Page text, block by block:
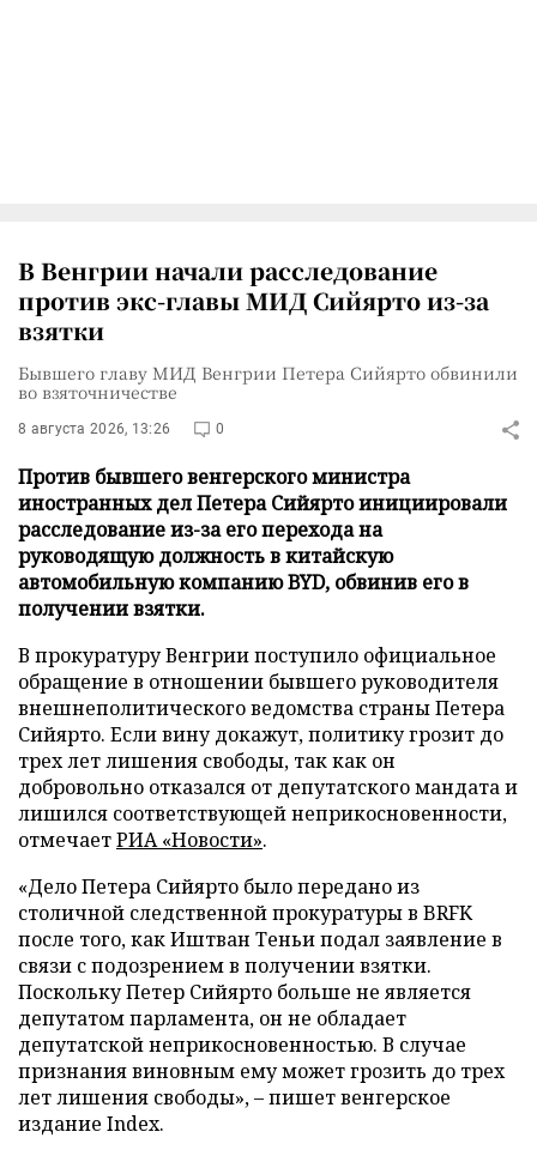
В Венгрии начали расследование
против экс-главы МИД Сийярто из-за
взятки
Бывшего главу МИД Венгрии Петера Сийярто обвинили
во взяточничестве
8 августа 2026, 13:26 0
Против бывшего венгерского министра
иностранных дел Петера Сийярто инициировали
расследование из-за его перехода на
руководящую должность в китайскую
автомобильную компанию BYD, обвинив его в
получении взятки.
В прокуратуру Венгрии поступило официальное
обращение в отношении бывшего руководителя
внешнеполитического ведомства страны Петера
Сийярто. Если вину докажут, политику грозит до
трех лет лишения свободы, так как он
добровольно отказался от депутатского мандата и
лишился соответствующей неприкосновенности,
отмечаетРИА «Новости».
«Дело Петера Сийярто было передано из
столичной следственной прокуратуры в BRFK
после того, как Иштван Теньи подал заявление в
связи с подозрением в получении взятки.
Поскольку Петер Сийярто больше не является
депутатом парламента, он не обладает
депутатской неприкосновенностью. В случае
признания виновным ему может грозить до трех
лет лишения свободы», – пишет венгерское
издание Index.